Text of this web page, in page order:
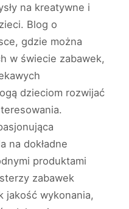
na kreatywne i
Blog o
gdzie można
w świecie zabawek,
dzieciom rozwijać
na dokładne
produktami
zabawek
jakość wykonania,